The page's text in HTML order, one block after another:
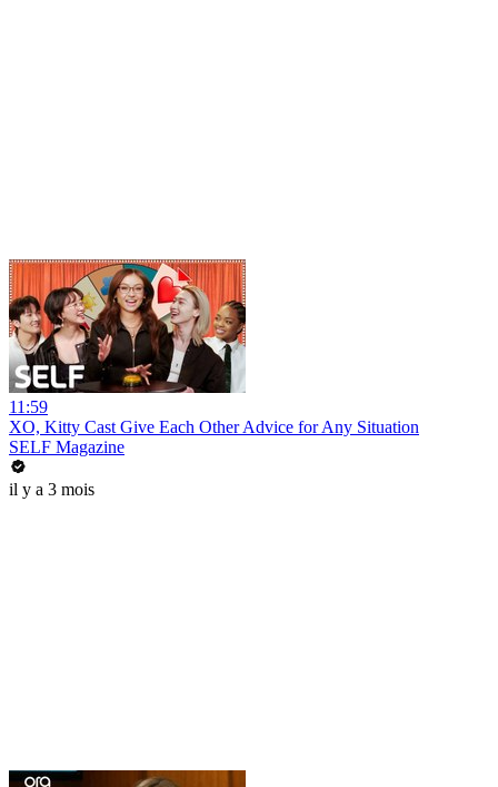
11:59
XO, Kitty Cast Give Each Other Advice for Any Situation
SELF Magazine
il y a 3 mois